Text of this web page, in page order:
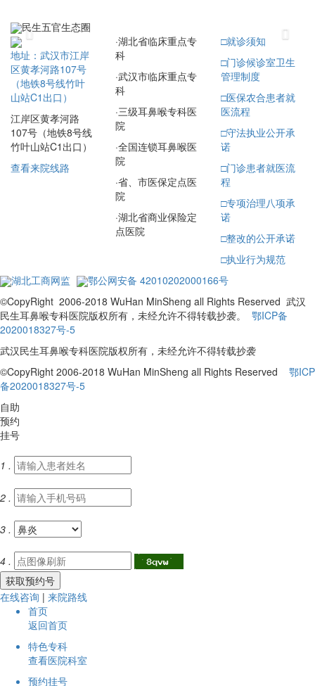
民生五官生态圈
Previous Next
地址：武汉市江岸
区黄孝河路107号
（地铁8号线竹叶
山站C1出口）
江岸区黄孝河路
107号（地铁8号线
竹叶山站C1出口）
查看来院线路
·湖北省临床重点专
科
·武汉市临床重点专
科
·三级耳鼻喉专科医
院
·全国连锁耳鼻喉医
院
·省、市医保定点医
院
·湖北省商业保险定
点医院
□就诊须知
□门诊候诊室卫生
管理制度
□医保农合患者就
医流程
□守法执业公开承
诺
□门诊患者就医流
程
□专项治理八项承
诺
□整改的公开承诺
□执业行为规范
湖北工商网监
鄂公网安备 42010202000166号
©CopyRight 2006-2018 WuHan MinSheng all Rights Reserved 武汉
民生耳鼻喉专科医院版权所有，未经允许不得转载抄袭。 鄂ICP备
2020018327号-5
武汉民生耳鼻喉专科医院版权所有，未经允许不得转载抄袭
©CopyRight 2006-2018 WuHan MinSheng all Rights Reserved 鄂ICP
备2020018327号-5
自助
预约
挂号
1 .
2 .
3 .
4 .
在线咨询 | 来院路线
首页
返回首页
特色专科
查看医院科室
预约挂号